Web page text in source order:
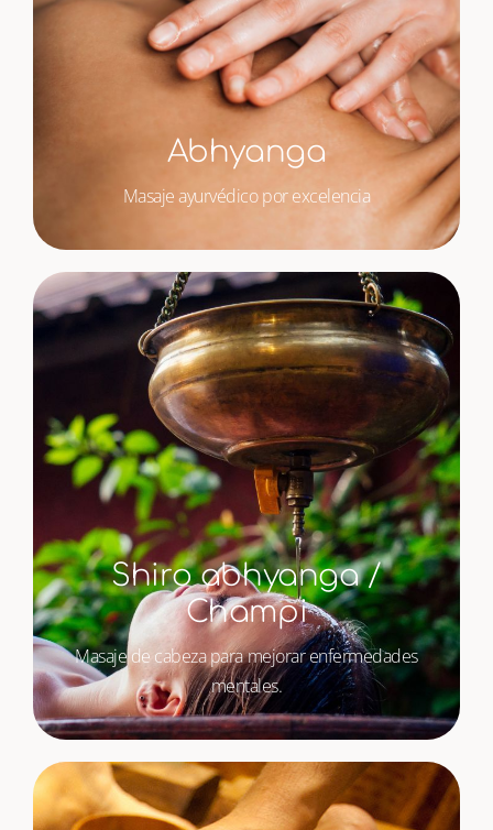
Abhyanga
Masaje ayurvédico por excelencia
Shiro abhyanga /
Champi
Masaje de cabeza para mejorar enfermedades
mentales.